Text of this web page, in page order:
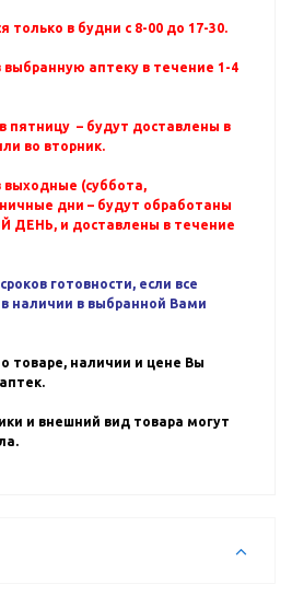
в будни с 8-00 до 17-30.
аптеку в течение 1-4
пятницу – будут доставлены в
во вторник.
выходные (суббота,
дни – будут обработаны
и доставлены в течение
готовности, если все
в наличии в выбранной Вами
товаре, наличии и цене Вы
и внешний вид товара могут